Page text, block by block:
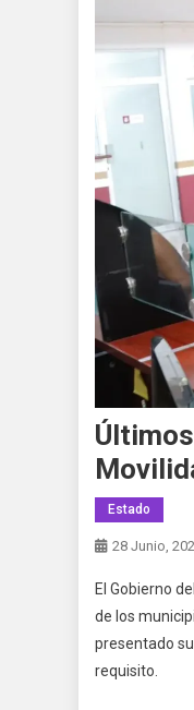
Estado
28 Junio,
El Gobierno
de los
presentado
requisito.